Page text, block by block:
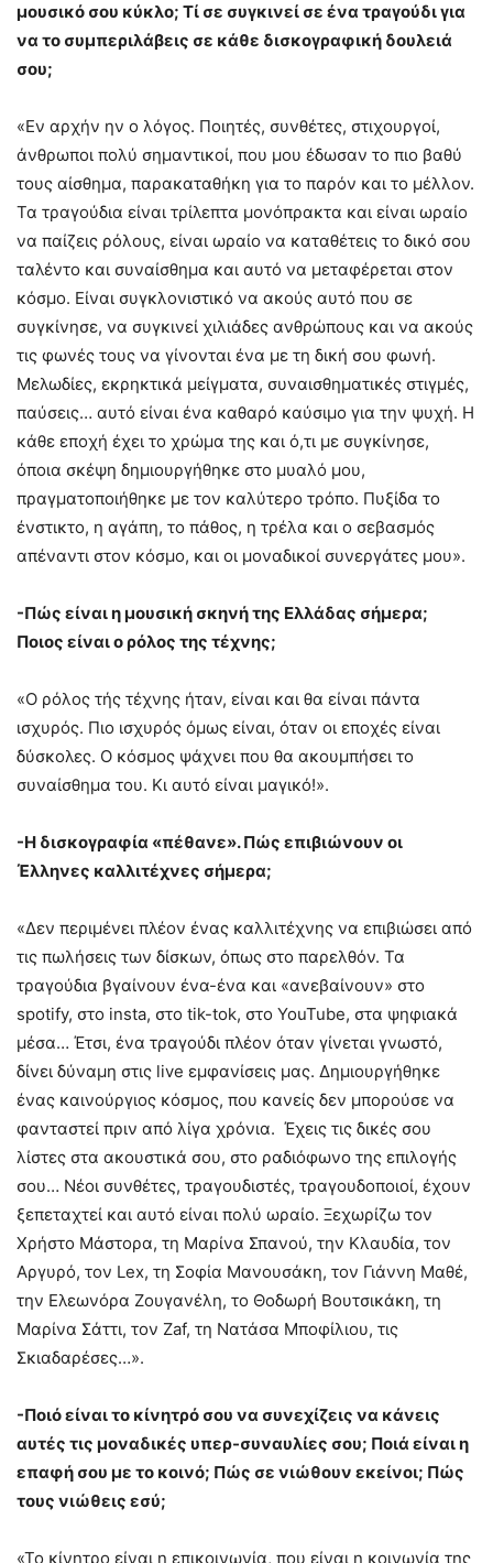
μουσικό σου κύκλο; Τί σε συγκινεί σε ένα τραγούδι για
να το συμπεριλάβεις σε κάθε δισκογραφική δουλειά
σου;
«Εν αρχήν ην ο λόγος. Ποιητές, συνθέτες, στιχουργοί,
άνθρωποι πολύ σημαντικοί, που μου έδωσαν το πιο βαθύ
τους αίσθημα, παρακαταθήκη για το παρόν και το μέλλον.
Τα τραγούδια είναι τρίλεπτα μονόπρακτα και είναι ωραίο
να παίζεις ρόλους, είναι ωραίο να καταθέτεις το δικό σου
ταλέντο και συναίσθημα και αυτό να μεταφέρεται στον
κόσμο. Είναι συγκλονιστικό να ακούς αυτό που σε
συγκίνησε, να συγκινεί χιλιάδες ανθρώπους και να ακούς
τις φωνές τους να γίνονται ένα με τη δική σου φωνή.
Μελωδίες, εκρηκτικά μείγματα, συναισθηματικές στιγμές,
παύσεις… αυτό είναι ένα καθαρό καύσιμο για την ψυχή. Η
κάθε εποχή έχει το χρώμα της και ό,τι με συγκίνησε,
όποια σκέψη δημιουργήθηκε στο μυαλό μου,
πραγματοποιήθηκε με τον καλύτερο τρόπο. Πυξίδα το
ένστικτο, η αγάπη, το πάθος, η τρέλα και ο σεβασμός
απέναντι στον κόσμο, και οι μοναδικοί συνεργάτες μου».
-Πώς είναι η μουσική σκηνή της Ελλάδας σήμερα;
Ποιος είναι ο ρόλος της τέχνης;
«Ο ρόλος τής τέχνης ήταν, είναι και θα είναι πάντα
ισχυρός. Πιο ισχυρός όμως είναι, όταν οι εποχές είναι
δύσκολες. Ο κόσμος ψάχνει που θα ακουμπήσει το
συναίσθημα του. Κι αυτό είναι μαγικό!».
-Η δισκογραφία «πέθανε». Πώς επιβιώνουν οι
Έλληνες καλλιτέχνες σήμερα;
«Δεν περιμένει πλέον ένας καλλιτέχνης να επιβιώσει από
τις πωλήσεις των δίσκων, όπως στο παρελθόν. Τα
τραγούδια βγαίνουν ένα-ένα και «ανεβαίνουν» στο
spotify, στο insta, στο tik-tok, στο YouTube, στα ψηφιακά
μέσα… Έτσι, ένα τραγούδι πλέον όταν γίνεται γνωστό,
δίνει δύναμη στις live εμφανίσεις μας. Δημιουργήθηκε
ένας καινούργιος κόσμος, που κανείς δεν μπορούσε να
φανταστεί πριν από λίγα χρόνια. Έχεις τις δικές σου
λίστες στα ακουστικά σου, στο ραδιόφωνο της επιλογής
σου… Νέοι συνθέτες, τραγουδιστές, τραγουδοποιοί, έχουν
ξεπεταχτεί και αυτό είναι πολύ ωραίο. Ξεχωρίζω τον
Χρήστο Μάστορα, τη Μαρίνα Σπανού, την Κλαυδία, τον
Αργυρό, τον Lex, τη Σοφία Μανουσάκη, τον Γιάννη Μαθέ,
την Ελεωνόρα Ζουγανέλη, το Θοδωρή Βουτσικάκη, τη
Μαρίνα Σάττι, τον Ζaf, τη Νατάσα Μποφίλιου, τις
Σκιαδαρέσες…».
-Ποιό είναι το κίνητρό σου να συνεχίζεις να κάνεις
αυτές τις μοναδικές υπερ-συναυλίες σου; Ποιά είναι η
επαφή σου με το κοινό; Πώς σε νιώθουν εκείνοι; Πώς
τους νιώθεις εσύ;
«Το κίνητρο είναι η επικοινωνία, που είναι η κοινωνία της